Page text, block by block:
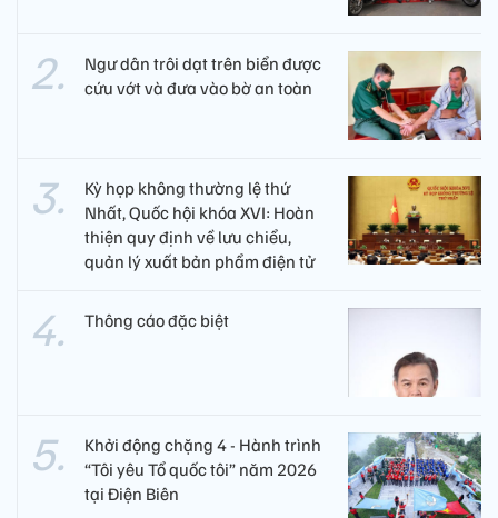
Ngư dân trôi dạt trên biển được
cứu vớt và đưa vào bờ an toàn
Kỳ họp không thường lệ thứ
Nhất, Quốc hội khóa XVI: Hoàn
thiện quy định về lưu chiểu,
quản lý xuất bản phẩm điện tử
Thông cáo đặc biệt
Khởi động chặng 4 - Hành trình
“Tôi yêu Tổ quốc tôi” năm 2026
tại Điện Biên